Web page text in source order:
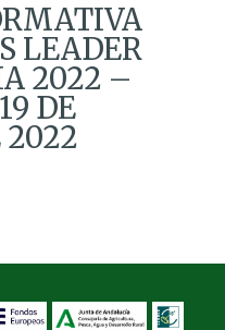
LEADER
2022 –
DE
2022